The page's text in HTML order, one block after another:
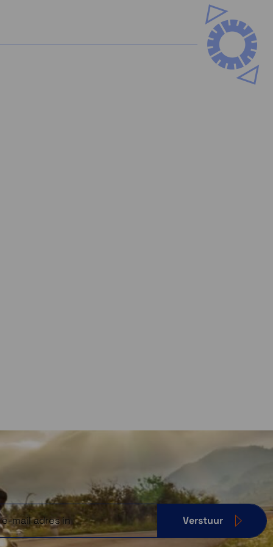
Verstuur